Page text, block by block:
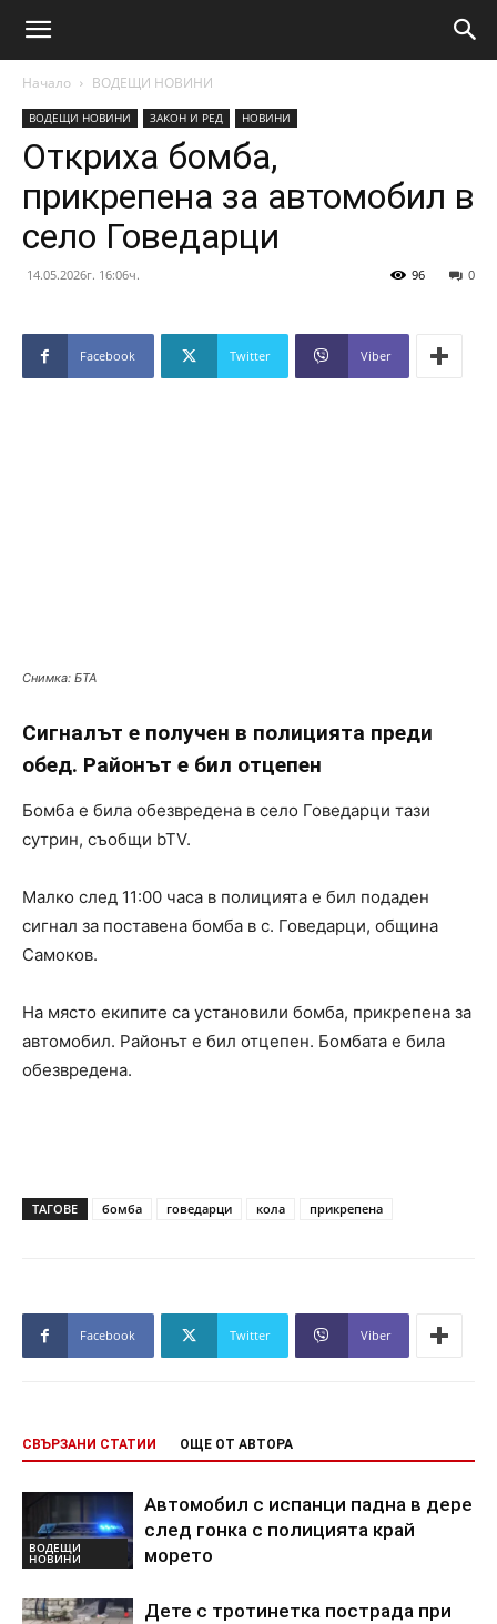
Начало ВОДЕЩИ НОВИНИ
ВОДЕЩИ НОВИНИ ЗАКОН И РЕД НОВИНИ
Откриха бомба,
прикрепена за автомобил в
село Говедарци
14.05.2026г. 16:06ч. 0
96
Facebook Twitter Viber
Снимка: БТА
Сигналът е получен в полицията преди
обед. Районът е бил отцепен
Бомба е била обезвредена в село Говедарци тази
сутрин, съобщи bTV.
Малко след 11:00 часа в полицията е бил подаден
сигнал за поставена бомба в с. Говедарци, община
Самоков.
На място екипите са установили бомба, прикрепена за
автомобил. Районът е бил отцепен. Бомбата е била
обезвредена.
ТАГОВЕ бомба говедарци кола прикрепена
Facebook Twitter Viber
СВЪРЗАНИ СТАТИИ ОЩЕ ОТ АВТОРА
ВОДЕЩИ
НОВИНИ
Автомобил с испанци падна в дере
след гонка с полицията край
морето
Дете с тротинетка пострада при